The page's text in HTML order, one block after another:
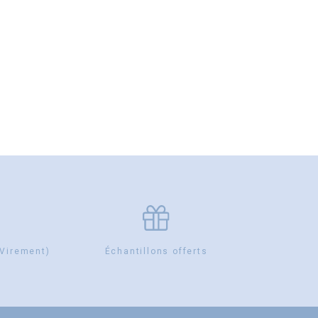
Échantillons offerts